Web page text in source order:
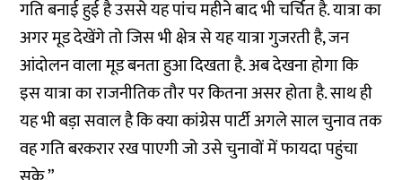
गति बनाई हुई है उससे यह पांच महीने बाद भी चर्चित है. यात्रा का
अगर मूड देखेंगे तो जिस भी क्षेत्र से यह यात्रा गुजरती है, जन
आंदोलन वाला मूड बनता हुआ दिखता है. अब देखना होगा कि
इस यात्रा का राजनीतिक तौर पर कितना असर होता है. साथ ही
यह भी बड़ा सवाल है कि क्या कांग्रेस पार्टी अगले साल चुनाव तक
वह गति बरकरार रख पाएगी जो उसे चुनावों में फायदा पहुंचा